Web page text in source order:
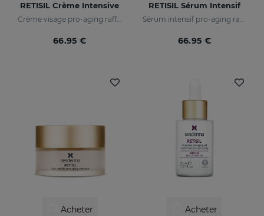
RETISIL Crème Intensive
Crème visage pro-aging raffermissante et anti-rides
66.95 €
RETISIL Sérum Intensif
Sérum intensif pro-aging raffermissant et réducteur de rides
66.95 €
Acheter Acheter